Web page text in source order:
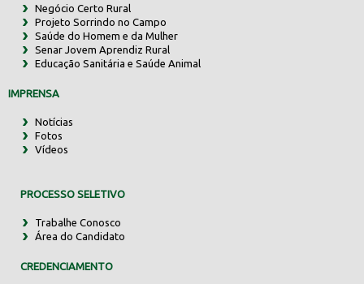
Negócio Certo Rural
Projeto Sorrindo no Campo
Saúde do Homem e da Mulher
Senar Jovem Aprendiz Rural
Educação Sanitária e Saúde Animal
IMPRENSA
Notícias
Fotos
Vídeos
PROCESSO SELETIVO
Trabalhe Conosco
Área do Candidato
CREDENCIAMENTO